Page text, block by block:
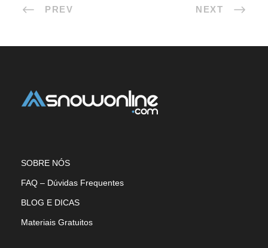
PREV NEXT
SOBRE NÓS
FAQ – Dúvidas Frequentes
BLOG E DICAS
Materiais Gratuitos